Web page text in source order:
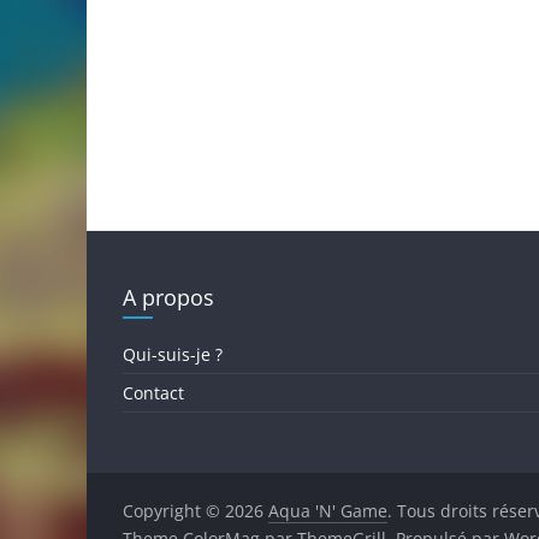
A propos
Qui-suis-je ?
Contact
Copyright © 2026 Aqua 'N' Game. Tous droits